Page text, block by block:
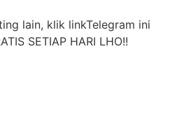
lain, klik linkTelegram ini
SETIAP HARI LHO!!